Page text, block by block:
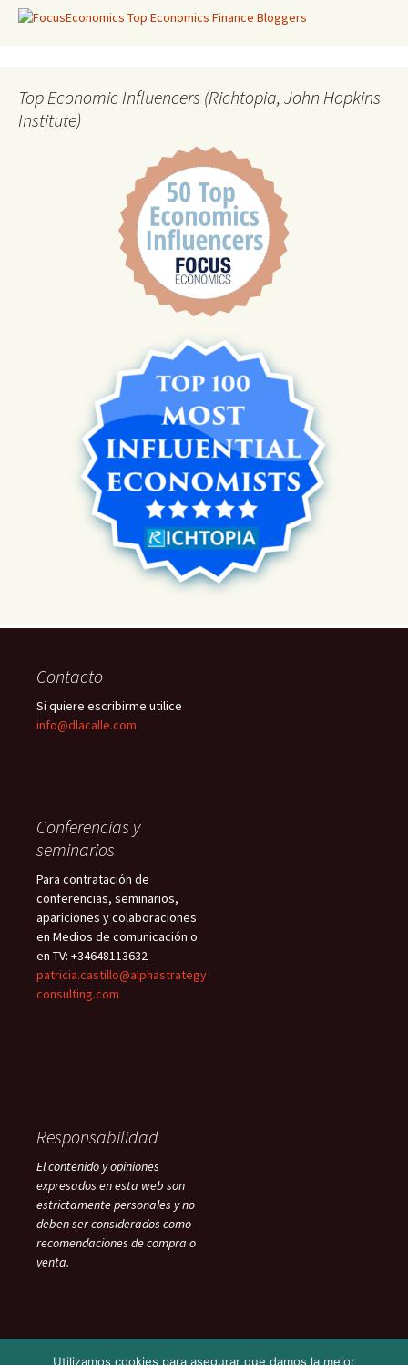
Top Economic Influencers (Richtopia, John Hopkins
Institute)
Contacto
Si quiere escribirme utilice
info@dlacalle.com
Conferencias y
seminarios
Para contratación de
conferencias, seminarios,
apariciones y colaboraciones
en Medios de comunicación o
en TV: +34648113632 –
patricia.castillo@alphastrategy
consulting.com
Responsabilidad
El contenido y opiniones
expresados en esta web son
estrictamente personales y no
deben ser considerados como
recomendaciones de compra o
venta.
Utilizamos cookies para asegurar que damos la mejor